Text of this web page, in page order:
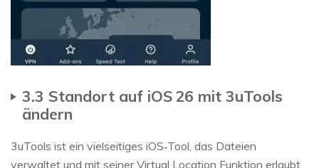
3.3 Standort auf iOS 26 mit 3uTools
ändern
3uTools ist ein vielseitiges iOS‑Tool, das Dateien
verwaltet und mit seiner Virtual Location Funktion erlaubt,